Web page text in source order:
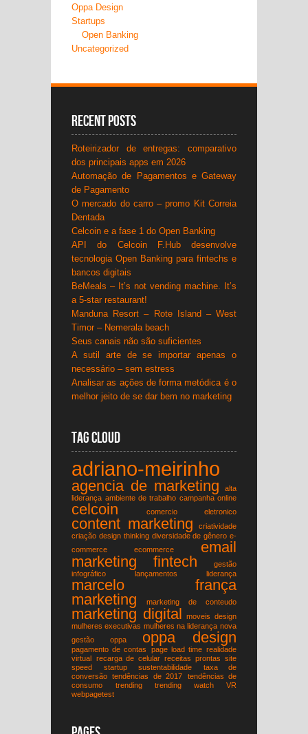
Oppa Design
Startups
Open Banking
Uncategorized
Recent Posts
Roteirizador de entregas: comparativo
dos principais apps em 2026
Automação de Pagamentos e Gateway
de Pagamento
O mercado do carro – promo Kit Correia
Dentada
Celcoin e a fase 1 do Open Banking
API do Celcoin F.Hub desenvolve
tecnologia Open Banking para fintechs e
bancos digitais
BeMeals – It’s not vending machine. It’s
a 5-star restaurant!
Manduna Resort – Rote Island – West
Timor – Nemerala beach
Seus canais não são suficientes
A sutil arte de se importar apenas o
necessário – sem estress
Analisar as ações de forma metódica é o
melhor jeito de se dar bem no marketing
Tag Cloud
adriano-meirinho
agencia de marketing
alta
liderança ambiente de trabalho campanha online
celcoin comercio eletronico
content marketing
criatividade
criação design thinking diversidade de gênero e-
commerce
ecommerce
email
marketing
fintech
gestão
infográfico
lançamentos liderança
marcelo frança
marketing
marketing de conteudo
marketing digital
moveis design
mulheres executivas mulheres na liderança nova
gestão
oppa oppa design
pagamento de contas page load time realidade
virtual recarga de celular receitas prontas site
speed
startup sustentabilidade
taxa de
conversão
tendências de 2017
tendências de
consumo
trending trending watch
VR
webpagetest